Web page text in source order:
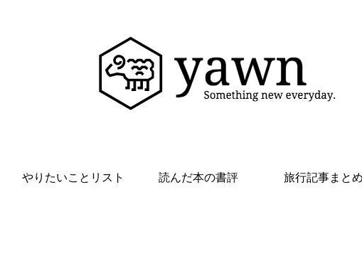
やりたいことリスト 読んだ本の書評 旅行記事まとめ